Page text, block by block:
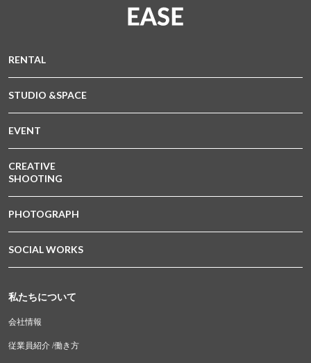
RENTAL
STUDIO &SPACE
EVENT
CREATIVE
SHOOTING
PHOTOGRAPH
SOCIAL WORKS
私たちについて
会社情報
従業員紹介 /働き方